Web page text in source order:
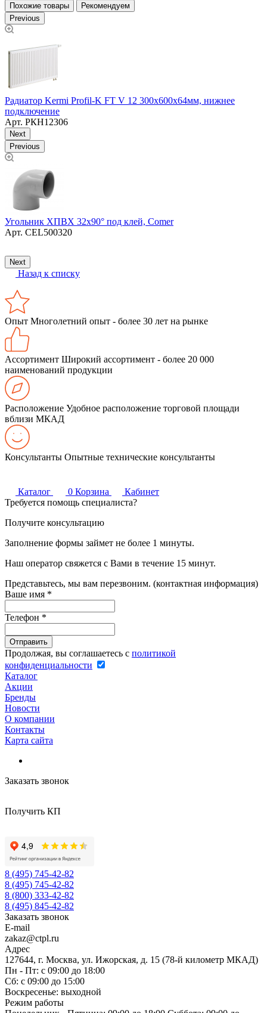
Похожие товары
Рекомендуем
Previous
Радиатор Kermi Profil-K FT V 12 300х600х64мм, нижнее
подключение
Арт. РКН12306
Next
Previous
Угольник ХПВХ 32х90° под клей, Comer
Арт. CEL500320
Next
Назад к списку
Опыт Многолетний опыт - более 30 лет на рынке
Ассортимент Широкий ассортимент - более 20 000
наименований продукции
Расположение Удобное расположение торговой площади
вблизи МКАД
Консультанты Опытные технические консультанты
Каталог 0 Корзина
Кабинет
Требуется помощь специалиста?
Получите консультацию
Заполнение формы займет не более 1 минуты.
Наш оператор свяжется с Вами в течение 15 минут.
Представьтесь, мы вам перезвоним. (контактная информация)
Ваше имя *
Телефон *
Продолжая, вы соглашаетесь с политикой
конфиденциальности
Каталог
Акции
Бренды
Новости
О компании
Контакты
Карта сайта
Заказать звонок
Получить КП
8 (495) 745-42-82
8 (495) 745-42-82
8 (800) 333-42-82
8 (495) 845-42-82
Заказать звонок
E-mail
zakaz@ctpl.ru
Адрес
127644, г. Москва, ул. Ижорская, д. 15 (78-й километр МКАД)
Пн - Пт: с 09:00 до 18:00
Сб: с 09:00 до 15:00
Воскресенье: выходной
Режим работы